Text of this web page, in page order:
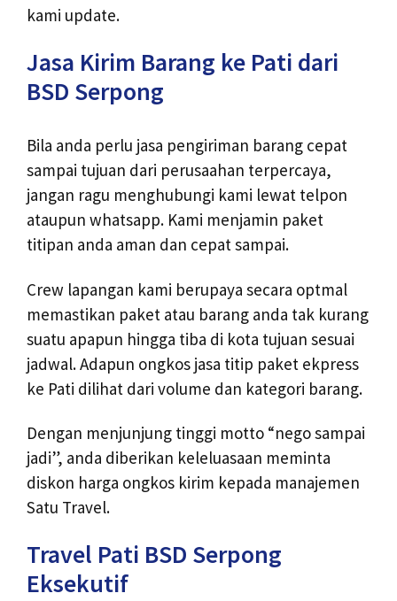
kami update.
Jasa Kirim Barang ke Pati dari
BSD Serpong
Bila anda perlu jasa pengiriman barang cepat
sampai tujuan dari perusaahan terpercaya,
jangan ragu menghubungi kami lewat telpon
ataupun whatsapp. Kami menjamin paket
titipan anda aman dan cepat sampai.
Crew lapangan kami berupaya secara optmal
memastikan paket atau barang anda tak kurang
suatu apapun hingga tiba di kota tujuan sesuai
jadwal. Adapun ongkos jasa titip paket ekpress
ke Pati dilihat dari volume dan kategori barang.
Dengan menjunjung tinggi motto “nego sampai
jadi”, anda diberikan keleluasaan meminta
diskon harga ongkos kirim kepada manajemen
Satu Travel.
Travel Pati BSD Serpong
Eksekutif